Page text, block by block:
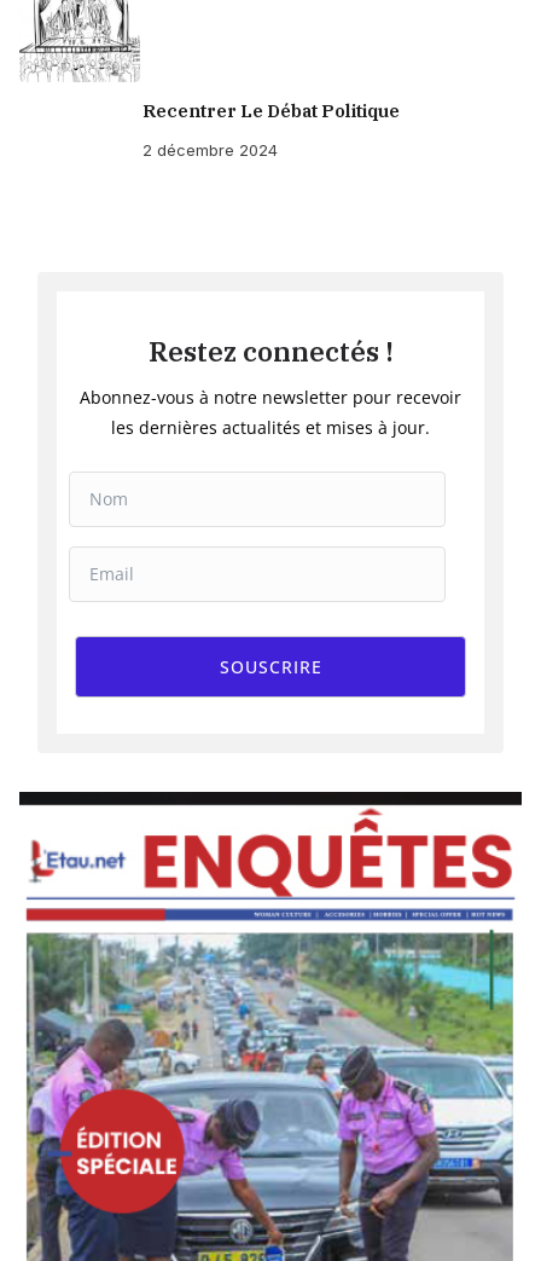
Recentrer Le Débat Politique
2 décembre 2024
Restez connectés !
Abonnez-vous à notre newsletter pour recevoir
les dernières actualités et mises à jour.
SOUSCRIRE